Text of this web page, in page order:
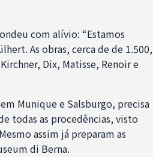
com alívio: “Estamos
As obras, cerca de de 1.500,
Dix, Matisse, Renoir e
Munique e Salsburgo, precisa
todas as procedências, visto
assim já preparam as
di Berna.